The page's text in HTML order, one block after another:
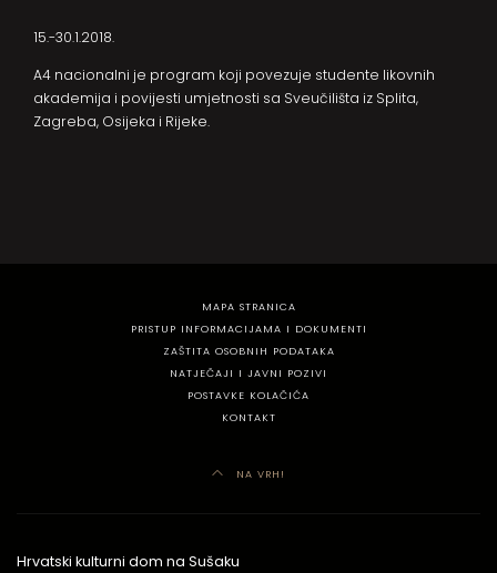
15.-30.1.2018.
A4 nacionalni je program koji povezuje studente likovnih
akademija i povijesti umjetnosti sa Sveučilišta iz Splita,
Zagreba, Osijeka i Rijeke.
MAPA STRANICA
PRISTUP INFORMACIJAMA I DOKUMENTI
ZAŠTITA OSOBNIH PODATAKA
NATJEČAJI I JAVNI POZIVI
POSTAVKE KOLAČIĆA
KONTAKT
NA VRH!
Hrvatski kulturni dom na Sušaku